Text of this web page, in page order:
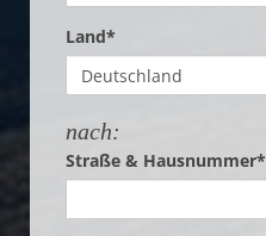
Land*
nach:
Straße & Hausnummer*